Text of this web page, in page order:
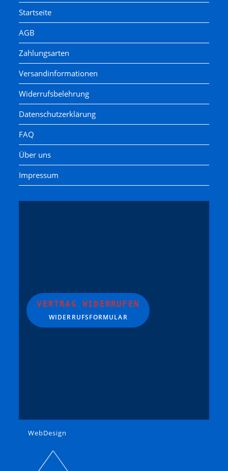
Startseite
AGB
Zahlungsarten
Versandinformationen
Widerrufsbelehrung
Datenschutzerklärung
FAQ
Über uns
Impressum
VERTRAG WIDERRUFEN
WIDERRUFSFORMULAR
WebDesign